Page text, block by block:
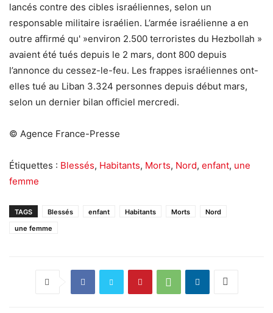
lancés contre des cibles israéliennes, selon un
responsable militaire israélien. L’armée israélienne a en
outre affirmé qu' »environ 2.500 terroristes du Hezbollah »
avaient été tués depuis le 2 mars, dont 800 depuis
l’annonce du cessez-le-feu. Les frappes israéliennes ont-
elles tué au Liban 3.324 personnes depuis début mars,
selon un dernier bilan officiel mercredi.
© Agence France-Presse
Étiquettes : Blessés, Habitants, Morts, Nord, enfant, une
femme
TAGS Blessés enfant Habitants Morts
Nord
une femme